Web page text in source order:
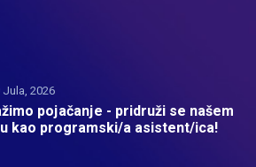
Jula, 2026
pojačanje - pridruži se našem
kao programski/a asistent/ica!